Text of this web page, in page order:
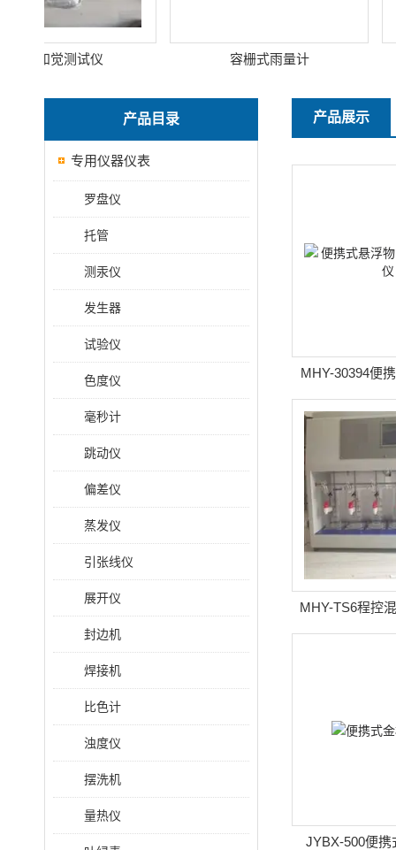
知觉测试仪 容栅式雨量计
产品目录
专用仪器仪表
罗盘仪
托管
测汞仪
发生器
试验仪
色度仪
毫秒计
跳动仪
偏差仪
蒸发仪
引张线仪
展开仪
封边机
焊接机
比色计
浊度仪
摆洗机
量热仪
产品展示
MHY-30394便
泥）
MHY-TS6程控
JYBX-500便携